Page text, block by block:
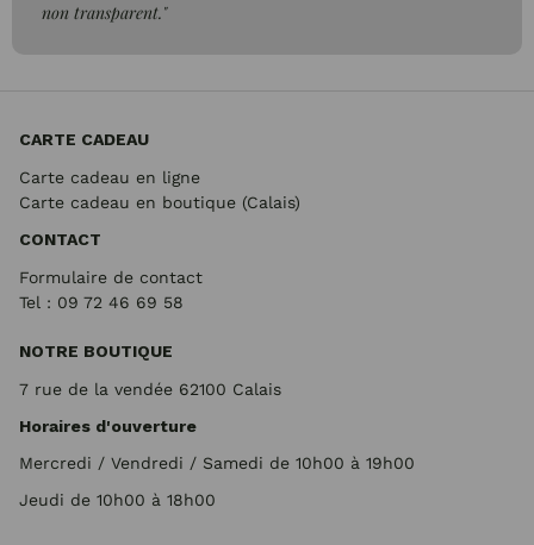
non transparent."
CARTE CADEAU
Carte cadeau en ligne
Carte cadeau en boutique (Calais)
CONTACT
Formulaire de contact
Tel : 09 72 46 69 58
NOTRE BOUTIQUE
7 rue de la vendée 62100 Calais
Horaires d'ouverture
Mercredi / Vendredi / Samedi de 10h00 à 19h00
Jeudi de 10h00 à 18h00